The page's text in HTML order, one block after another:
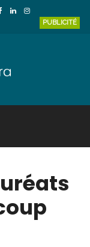
PUBLICITÉ